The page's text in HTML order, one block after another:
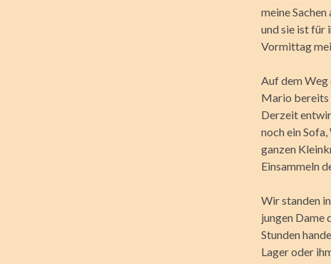
meine
und sie ist für
Vormittag
Auf dem Weg
Mario bereits
Derzeit
noch ein
ganzen
Einsammeln
Wir standen
jungen Dame
Stunden
Lager oder